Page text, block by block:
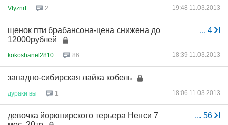
Vfyznrf 2 19:48 11.03.2013
... 4
щенок пти брабансона-цена снижена до
12000рублей
kokoshanel2810 86 18:39 11.03.2013
западно-сибирская лайка кобель
дураки вы 1 18:06 11.03.2013
... 56
девочка йоркширского терьера Ненси 7